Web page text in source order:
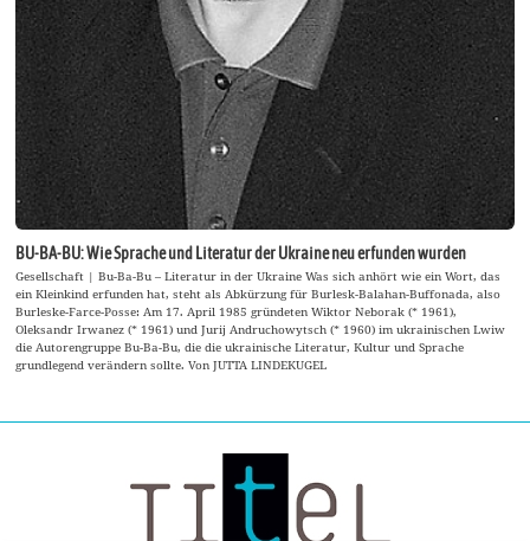
BU-BA-BU: Wie Sprache und Literatur der Ukraine neu erfunden wurden
Gesellschaft | Bu-Ba-Bu – Literatur in der Ukraine Was sich anhört wie ein Wort, das
ein Kleinkind erfunden hat, steht als Abkürzung für Burlesk-Balahan-Buffonada, also
Burleske-Farce-Posse: Am 17. April 1985 gründeten Wiktor Neborak (* 1961),
Oleksandr Irwanez (* 1961) und Jurij Andruchowytsch (* 1960) im ukrainischen Lwiw
die Autorengruppe Bu-Ba-Bu, die die ukrainische Literatur, Kultur und Sprache
grundlegend verändern sollte. Von JUTTA LINDEKUGEL